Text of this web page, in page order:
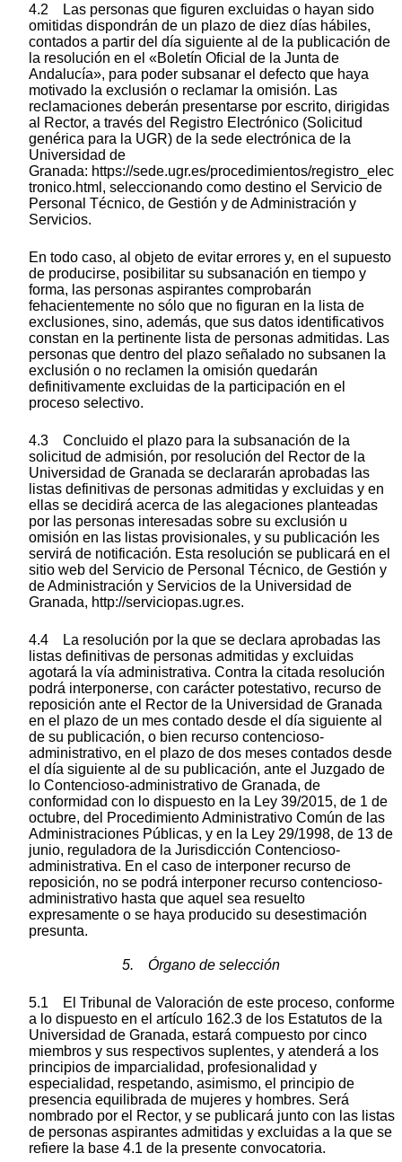
4.2 Las personas que figuren excluidas o hayan sido
omitidas dispondrán de un plazo de diez días hábiles,
contados a partir del día siguiente al de la publicación de
la resolución en el «Boletín Oficial de la Junta de
Andalucía», para poder subsanar el defecto que haya
motivado la exclusión o reclamar la omisión. Las
reclamaciones deberán presentarse por escrito, dirigidas
al Rector, a través del Registro Electrónico (Solicitud
genérica para la UGR) de la sede electrónica de la
Universidad de
Granada: https://sede.ugr.es/procedimientos/registro_elec
tronico.html, seleccionando como destino el Servicio de
Personal Técnico, de Gestión y de Administración y
Servicios.
En todo caso, al objeto de evitar errores y, en el supuesto
de producirse, posibilitar su subsanación en tiempo y
forma, las personas aspirantes comprobarán
fehacientemente no sólo que no figuran en la lista de
exclusiones, sino, además, que sus datos identificativos
constan en la pertinente lista de personas admitidas. Las
personas que dentro del plazo señalado no subsanen la
exclusión o no reclamen la omisión quedarán
definitivamente excluidas de la participación en el
proceso selectivo.
4.3 Concluido el plazo para la subsanación de la
solicitud de admisión, por resolución del Rector de la
Universidad de Granada se declararán aprobadas las
listas definitivas de personas admitidas y excluidas y en
ellas se decidirá acerca de las alegaciones planteadas
por las personas interesadas sobre su exclusión u
omisión en las listas provisionales, y su publicación les
servirá de notificación. Esta resolución se publicará en el
sitio web del Servicio de Personal Técnico, de Gestión y
de Administración y Servicios de la Universidad de
Granada, http://serviciopas.ugr.es.
4.4 La resolución por la que se declara aprobadas las
listas definitivas de personas admitidas y excluidas
agotará la vía administrativa. Contra la citada resolución
podrá interponerse, con carácter potestativo, recurso de
reposición ante el Rector de la Universidad de Granada
en el plazo de un mes contado desde el día siguiente al
de su publicación, o bien recurso contencioso-
administrativo, en el plazo de dos meses contados desde
el día siguiente al de su publicación, ante el Juzgado de
lo Contencioso-administrativo de Granada, de
conformidad con lo dispuesto en la Ley 39/2015, de 1 de
octubre, del Procedimiento Administrativo Común de las
Administraciones Públicas, y en la Ley 29/1998, de 13 de
junio, reguladora de la Jurisdicción Contencioso-
administrativa. En el caso de interponer recurso de
reposición, no se podrá interponer recurso contencioso-
administrativo hasta que aquel sea resuelto
expresamente o se haya producido su desestimación
presunta.
5. Órgano de selección
5.1 El Tribunal de Valoración de este proceso, conforme
a lo dispuesto en el artículo 162.3 de los Estatutos de la
Universidad de Granada, estará compuesto por cinco
miembros y sus respectivos suplentes, y atenderá a los
principios de imparcialidad, profesionalidad y
especialidad, respetando, asimismo, el principio de
presencia equilibrada de mujeres y hombres. Será
nombrado por el Rector, y se publicará junto con las listas
de personas aspirantes admitidas y excluidas a la que se
refiere la base 4.1 de la presente convocatoria.